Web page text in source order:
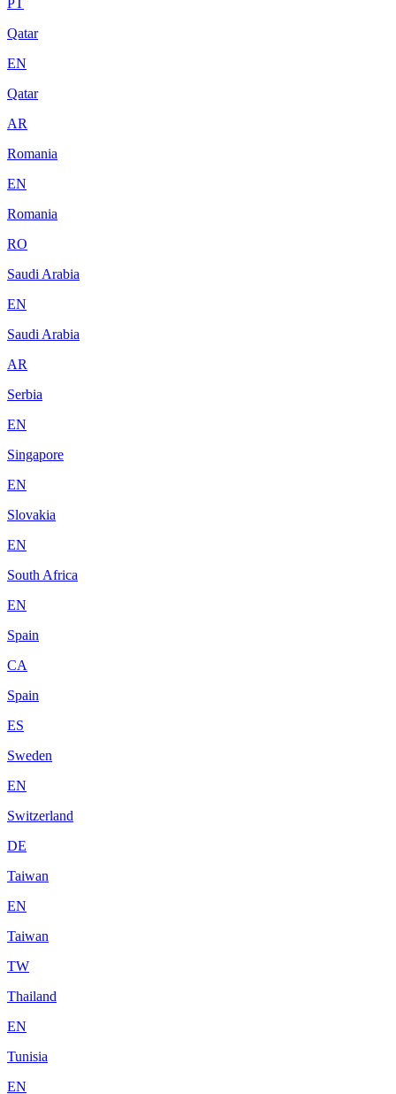
Qatar
EN
Qatar
AR
Romania
EN
Romania
RO
Saudi Arabia
EN
Saudi Arabia
AR
Serbia
EN
Singapore
EN
Slovakia
EN
South Africa
EN
Spain
CA
Spain
ES
Sweden
EN
Switzerland
DE
Taiwan
EN
Taiwan
TW
Thailand
EN
Tunisia
EN